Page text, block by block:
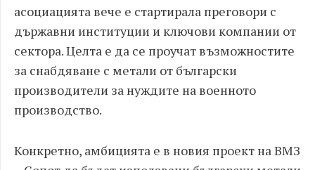
асоциацията вече е стартирала преговори с
държавни институции и ключови компании от
сектора. Целта е да се проучат възможностите
за снабдяване с метали от български
производители за нуждите на военното
производство.
Конкретно, амбицията е в новия проект на ВМЗ